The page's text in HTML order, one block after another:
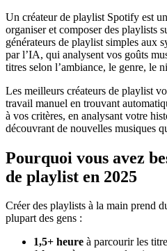
Un créateur de playlist Spotify est
organiser et composer des playlists
générateurs de playlist simples aux
par l’IA, qui analysent vos goûts
titres selon l’ambiance, le genre, le
Les meilleurs créateurs de playlist
travail manuel en trouvant
à vos critères, en analysant votre
découvrant de nouvelles musiques
Pourquoi vous avez
de playlist en 2025
Créer des playlists à la main prend
plupart des gens :
1,5+ heure à parcourir les